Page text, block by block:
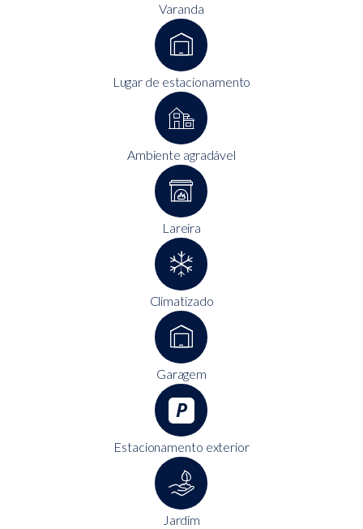
Varanda
Lugar de estacionamento
Ambiente agradável
Lareira
Climatizado
Garagem
Estacionamento exterior
Jardim